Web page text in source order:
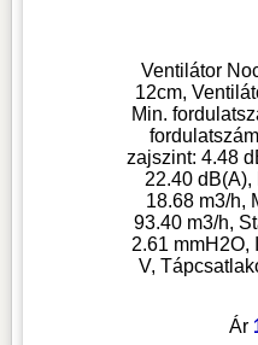
Ventilátor
12cm,
Min.
zajszint: 4.48
22.40
18.68 m3/h,
93.40 m3/h,
2.61 mmH2O,
V,
Ár